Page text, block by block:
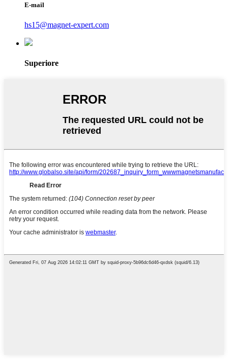
E-mail
hs15@magnet-expert.com
Superiore